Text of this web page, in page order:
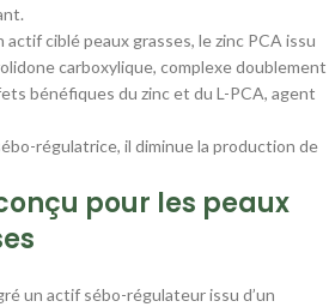
ciblé peaux grasses, le zinc PCA issu
carboxylique, complexe doublement
bénéfiques du zinc et du L-PCA, agent
régulatrice, il diminue la production de
pour les peaux
un actif sébo-régulateur issu d’un